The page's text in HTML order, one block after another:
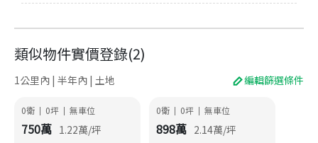
類似物件實價登錄(2)
1公里內 | 半年內 | 土地 編輯篩選條件
0衛 | 0坪 | 無車位
750萬 1.22萬/坪
0衛 | 0坪 | 無車位
898萬 2.14萬/坪